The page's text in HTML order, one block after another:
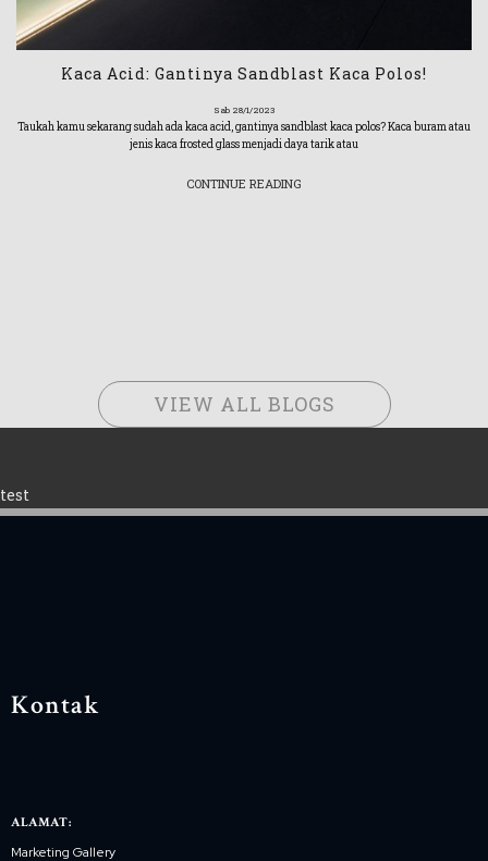
Kaca Acid: Gantinya Sandblast Kaca Polos!
Sab 28/1/2023
Taukah kamu sekarang sudah ada kaca acid, gantinya sandblast kaca polos? Kaca buram atau
jenis kaca frosted glass menjadi daya tarik atau
CONTINUE READING
VIEW ALL BLOGS
test
Kontak
ALAMAT:
Marketing Gallery